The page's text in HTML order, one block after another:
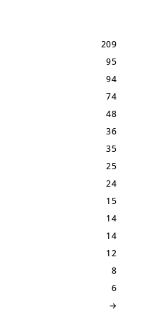
209
95
94
74
48
36
35
25
24
15
14
14
12
8
6
→